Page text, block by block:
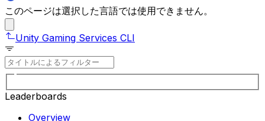
このページは選択した言語では使用できません。
Unity Gaming Services CLI
Leaderboards
Overview